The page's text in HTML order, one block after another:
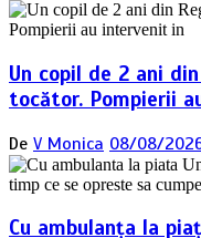
Un copil de 2 ani
tocător. Pompierii
De V Monica 08/08/
Cu ambulanța la